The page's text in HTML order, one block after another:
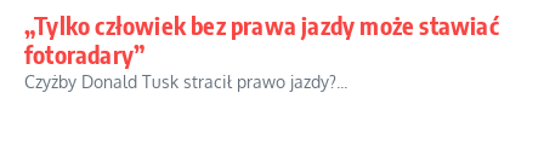
„Tylko człowiek bez prawa jazdy może stawiać
fotoradary”
Czyżby Donald Tusk stracił prawo jazdy?...